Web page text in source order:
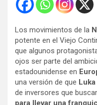
Los movimientos de la
potente en el Viejo
que algunos
ojos ser parte del
estadounidense en
una versión de que
de inversores que
para llevar una